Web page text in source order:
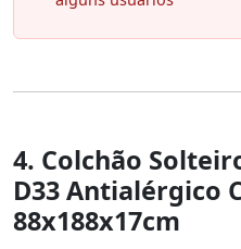
4. Colchão
D33 Antialérgico
88x188x17cm